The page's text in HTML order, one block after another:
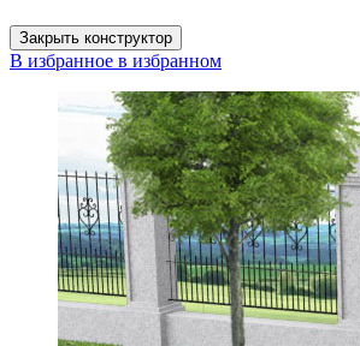
Закрыть конструктор
В избранное в избранном